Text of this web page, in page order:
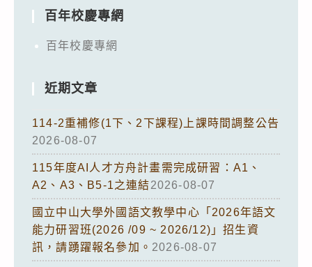
百年校慶專網
百年校慶專網
近期文章
114-2重補修(1下、2下課程)上課時間調整公告
2026-08-07
115年度AI人才方舟計畫需完成研習：A1、
A2、A3、B5-1之連結2026-08-07
國立中山大學外國語文教學中心「2026年語文
能力研習班(2026 /09 ~ 2026/12)」招生資
訊，請踴躍報名參加。 2026-08-07